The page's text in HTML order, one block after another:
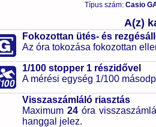
Típus szám: Casio
A(z)
Fokozottan ütés- és
Az óra tokozása fokozottan
1/100 stopper 1 részidővel
A mérési egység 1/100
Visszaszámláló riasztás
Maximum24 óra
hanggal jelez.